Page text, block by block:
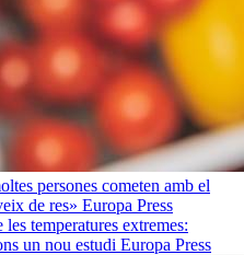
persones cometen amb el
de res» Europa Press
temperatures extremes:
un nou estudi Europa Press